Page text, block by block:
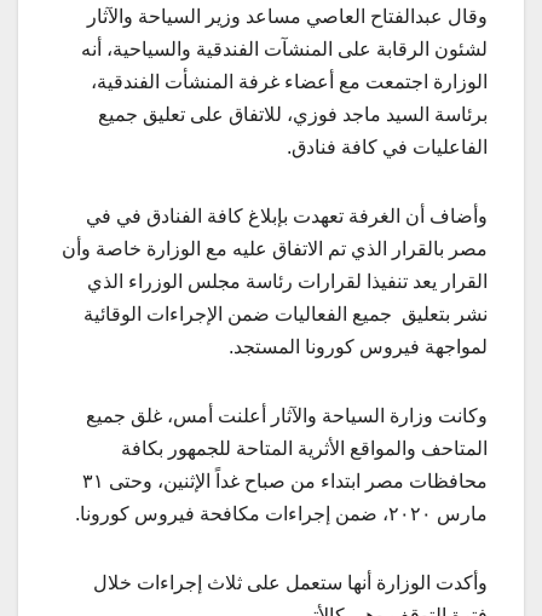
وقال عبدالفتاح العاصي مساعد وزير السياحة والآثار
لشئون الرقابة على المنشآت الفندقية والسياحية، أنه
الوزارة اجتمعت مع أعضاء غرفة المنشأت الفندقية،
برئاسة السيد ماجد فوزي، للاتفاق على تعليق جميع
الفاعليات في كافة فنادق.
وأضاف أن الغرفة تعهدت بإبلاغ كافة الفنادق في في
مصر بالقرار الذي تم الاتفاق عليه مع الوزارة خاصة وأن
القرار يعد تنفيذا لقرارات رئاسة مجلس الوزراء الذي
نشر بتعليق جميع الفعاليات ضمن الإجراءات الوقائية
لمواجهة فيروس كورونا المستجد.
وكانت وزارة السياحة والآثار أعلنت أمس، غلق جميع
المتاحف والمواقع الأثرية المتاحة للجمهور بكافة
محافظات مصر ابتداء من صباح غداً الإثنين، وحتى ٣١
مارس ٢٠٢٠، ضمن إجراءات مكافحة فيروس كورونا.
وأكدت الوزارة أنها ستعمل على ثلاث إجراءات خلال